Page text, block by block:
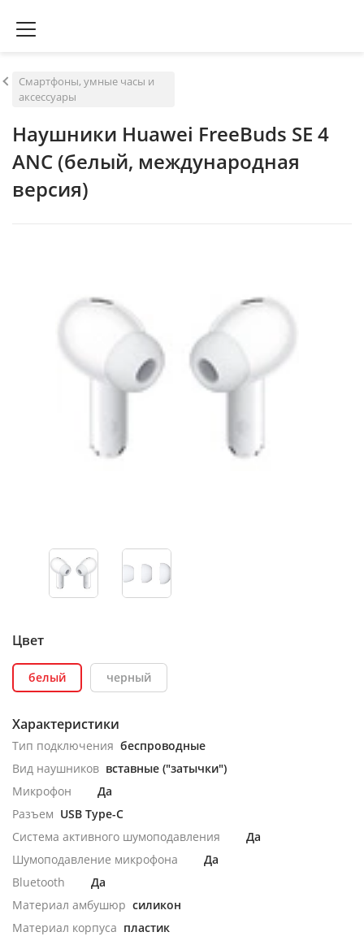
Смартфоны, умные часы и
аксессуары
Наушники Huawei FreeBuds SE 4
ANC (белый, международная
версия)
Цвет
белый черный
Характеристики
Тип подключения беспроводные
Вид наушников вставные ("затычки")
Микрофон
Да
Разъем USB Type-C
Система активного шумоподавления
Да
Шумоподавление микрофона
Да
Bluetooth
Да
Материал амбушюр силикон
Материал корпуса пластик